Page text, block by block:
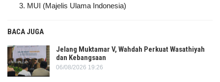
MUI (Majelis Ulama Indonesia)
BACA JUGA
Jelang Muktamar V, Wahdah Perkuat Wasathiyah
dan Kebangsaan
06/08/2026 19:26